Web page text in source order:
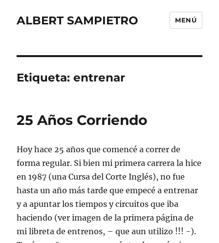
ALBERT SAMPIETRO MENÚ
Etiqueta:entrenar
25 Años Corriendo
Hoy hace 25 años que comencé a correr de
forma regular. Si bien mi primera carrera la hice
en 1987 (una Cursa del Corte Inglés), no fue
hasta un año más tarde que empecé a entrenar
y a apuntar los tiempos y circuitos que iba
haciendo (ver imagen de la primera página de
mi libreta de entrenos, – que aun utilizo !!! -).